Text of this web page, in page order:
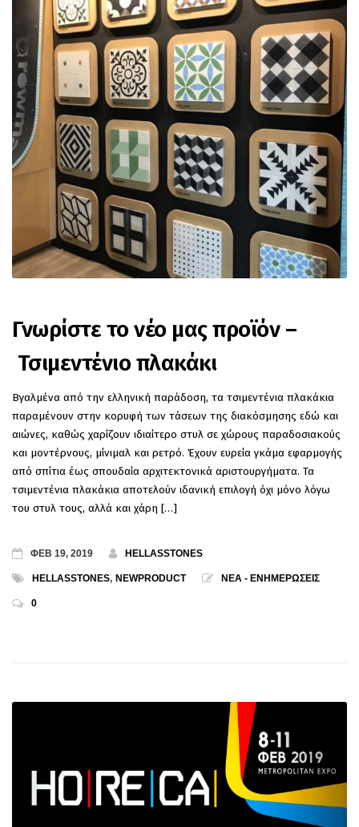
Γνωρίστε το νέο μας προϊόν –
Τσιμεντένιο πλακάκι
Βγαλμένα από την ελληνική παράδοση, τα τσιμεντένια πλακάκια
παραμένουν στην κορυφή των τάσεων της διακόσμησης εδώ και
αιώνες, καθώς χαρίζουν ιδιαίτερο στυλ σε χώρους παραδοσιακούς
και μοντέρνους, μίνιμαλ και ρετρό. Έχουν ευρεία γκάμα εφαρμογής
από σπίτια έως σπουδαία αρχιτεκτονικά αριστουργήματα. Τα
τσιμεντένια πλακάκια αποτελούν ιδανική επιλογή όχι μόνο λόγω
του στυλ τους, αλλά και χάρη […]
ΦΕΒ 19, 2019 HELLASSTONES
HELLASSTONES, NEWPRODUCT ΝΕΑ - ΕΝΗΜΕΡΩΣΕΙΣ
0